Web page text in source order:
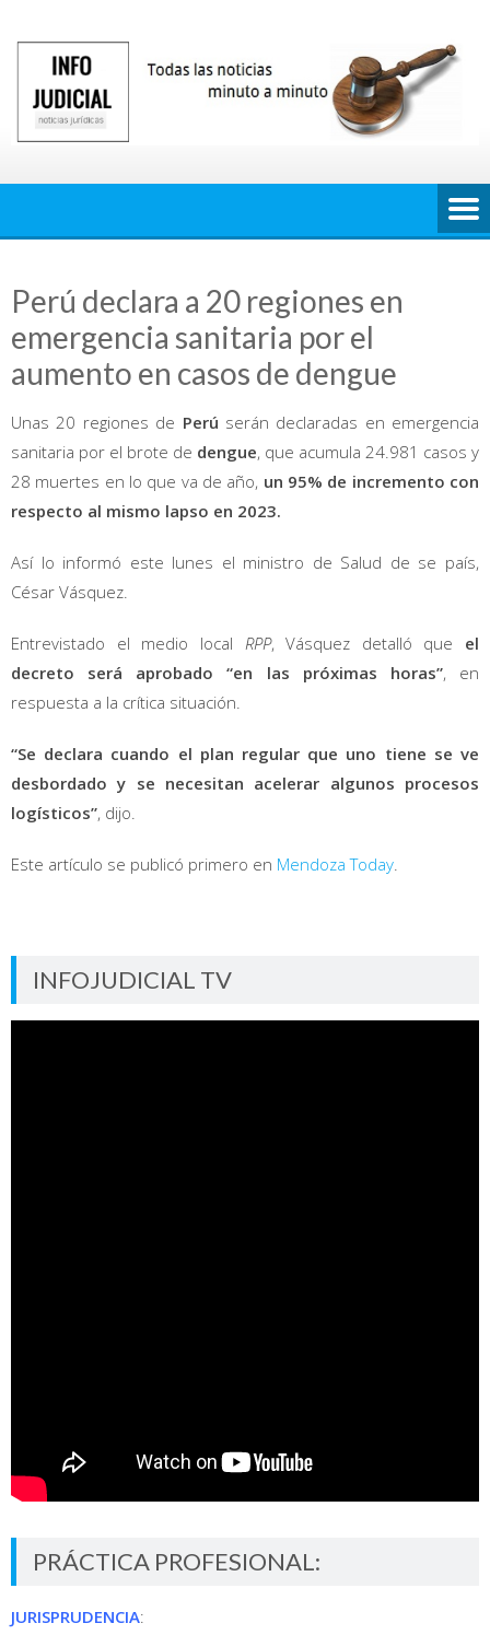
contenido
Perú declara a 20 regiones en
emergencia sanitaria por el
aumento en casos de dengue
Unas 20 regiones de Perú serán declaradas en emergencia
sanitaria por el brote de dengue, que acumula 24.981 casos y
28 muertes en lo que va de año, un 95% de incremento con
respecto al mismo lapso en 2023.
Así lo informó este lunes el ministro de Salud de se país,
César Vásquez.
Entrevistado el medio local RPP, Vásquez detalló que el
decreto será aprobado “en las próximas horas”, en
respuesta a la crítica situación.
“Se declara cuando el plan regular que uno tiene se ve
desbordado y se necesitan acelerar algunos procesos
logísticos”, dijo.
Este artículo se publicó primero en Mendoza Today
INFOJUDICIAL TV
PRÁCTICA PROFESIONAL:
JURISPRUDENCIA: